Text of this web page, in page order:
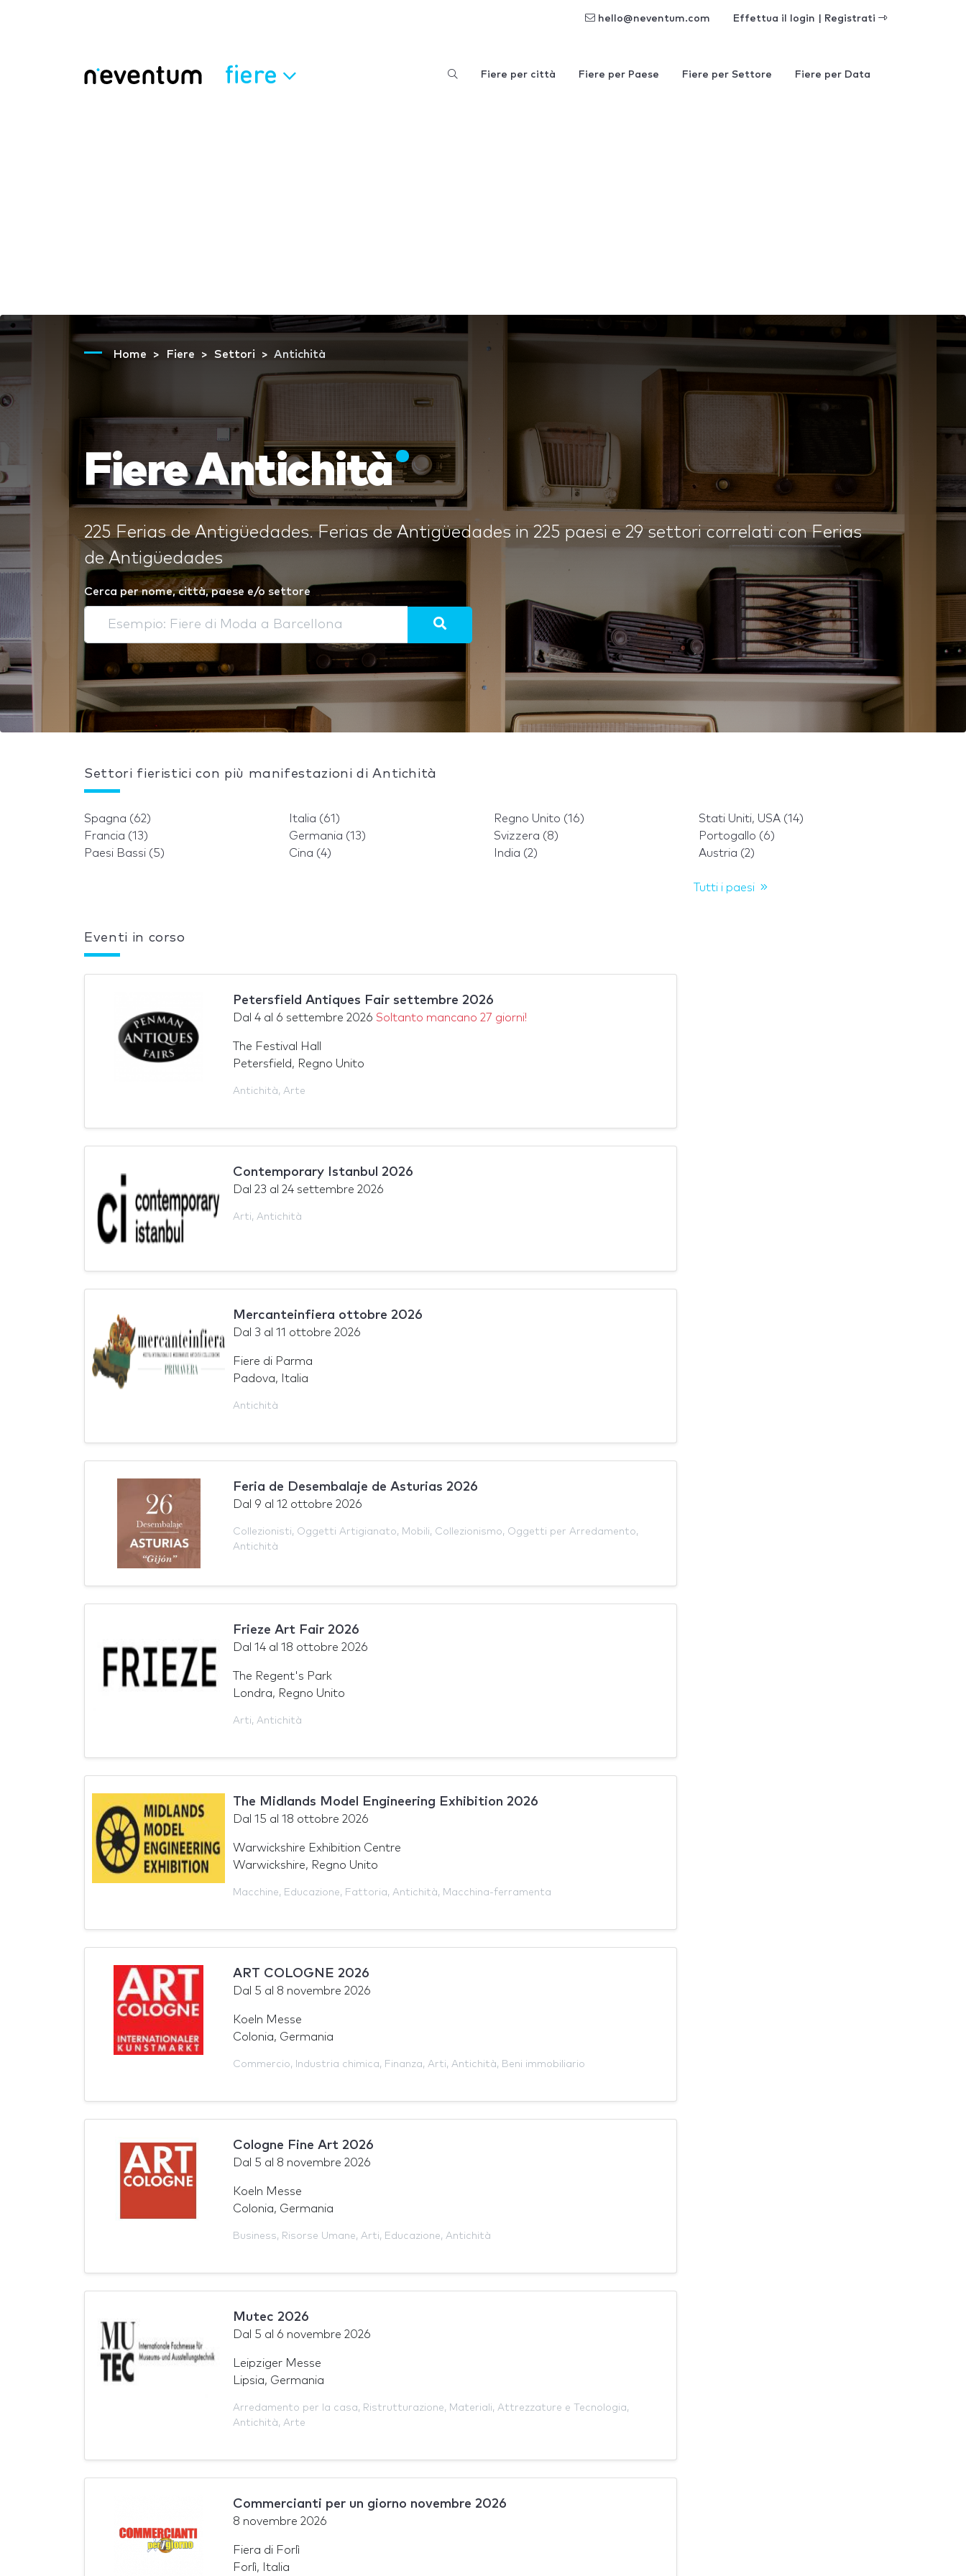
hello@neventum.com Effettua il login | Registrati
fiere Fiere per città Fiere per Paese Fiere per Settore Fiere per Data
Home Fiere Settori Antichità
Fiere Antichità
225 Ferias de Antigüedades. Ferias de Antigüedades in 225 paesi e 29 settori correlati con Ferias
de Antigüedades
Cerca per nome, città, paese e/o settore
Settori fieristici con più manifestazioni di Antichità
Spagna (62) Italia (61) Regno Unito (16)
Stati Uniti, USA (14)
Francia (13)
Germania (13) Svizzera (8)
Portogallo (6)
Paesi Bassi (5)
Cina (4) India (2) Austria (2)
Tutti i paesi
Eventi in corso
Petersfield Antiques Fair settembre 2026
Dal 4al 6 settembre 2026 Soltanto mancano 27 giorni!
The Festival Hall
Petersfield, Regno Unito
Antichità, Arte
Contemporary Istanbul 2026
Dal 23 al 24 settembre 2026
Arti, Antichità
Mercanteinfiera ottobre 2026
Dal 3 al 11 ottobre 2026
Fiere di Parma
Padova, Italia
Antichità
Feria de Desembalaje de Asturias 2026
Dal 9 al 12 ottobre 2026
Collezionisti, Oggetti Artigianato, Mobili, Collezionismo, Oggetti per Arredamento,
Antichità
Frieze Art Fair 2026
Dal 14al 18 ottobre 2026
The Regent's Park
Londra, Regno Unito
Arti, Antichità
The Midlands Model Engineering Exhibition 2026
Dal 15 al 18 ottobre 2026
Warwickshire Exhibition Centre
Warwickshire, Regno Unito
Macchine, Educazione, Fattoria, Antichità, Macchina-ferramenta
ART COLOGNE 2026
Dal 5 al 8 novembre 2026
Koeln Messe
Colonia, Germania
Commercio, Industria chimica, Finanza, Arti, Antichità, Beni immobiliario
Cologne Fine Art 2026
Dal 5 al 8 novembre 2026
Koeln Messe
Colonia, Germania
Business, Risorse Umane, Arti, Educazione, Antichità
Mutec 2026
Dal 5 al 6 novembre 2026
Leipziger Messe
Lipsia, Germania
Arredamento per la casa, Ristrutturazione, Materiali, Attrezzature e Tecnologia,
Antichità, Arte
Commercianti per un giorno novembre 2026
8 novembre 2026
Fiera di Forlì
Forlì, Italia